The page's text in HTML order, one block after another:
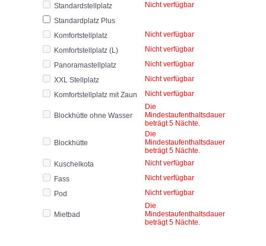
Standardstellplatz
Nicht verfügbar
Standardplatz Plus
Komfortstellplatz
Nicht verfügbar
Komfortstellplatz (L)
Nicht verfügbar
Panoramastellplatz
Nicht verfügbar
XXL Stellplatz
Nicht verfügbar
Komfortstellplatz mit Zaun
Nicht verfügbar
Blockhütte ohne Wasser
Die
Mindestaufenthaltsdauer
beträgt 5 Nächte.
Blockhütte
Die
Mindestaufenthaltsdauer
beträgt 5 Nächte.
Kuschelkota
Nicht verfügbar
Fass
Nicht verfügbar
Pod
Nicht verfügbar
Mietbad
Die
Mindestaufenthaltsdauer
beträgt 5 Nächte.